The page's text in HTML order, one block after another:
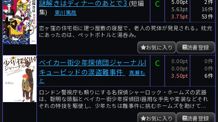
謎解きはディナーのあとで3 (短編
集)
東川篤哉
C
5.63pt
3.75pt
16件
53件
恋ヶ窪の住宅街に建つ屋敷の寝屋で、老人の死体が発見される。枕元
にあったのは、ペットボトルと湯呑み。
読書登録
お気に入り
ベイカー街少年探偵団ジャーナルI
キューピッドの涙盗難事件
真瀬も
と
C
0.00pt
0.00pt
3.50pt
0件
0件
6件
ロンドン警視庁も頼りにする名探偵シャーロック・ホームズの武器
は、聡明な頭脳とベイカー街少年探偵団!器用な手先や変装などそれ
ぞれの特技を駆使し、少年たちは難事件に挑むホームズを助けて...
読書登録
お気に入り